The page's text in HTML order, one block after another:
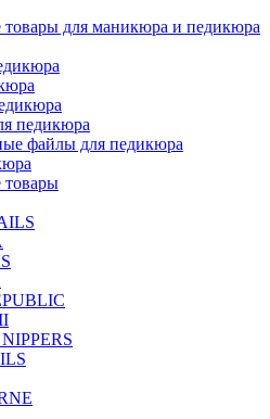
для маникюра и педикюра
педикюра
файлы для педикюра